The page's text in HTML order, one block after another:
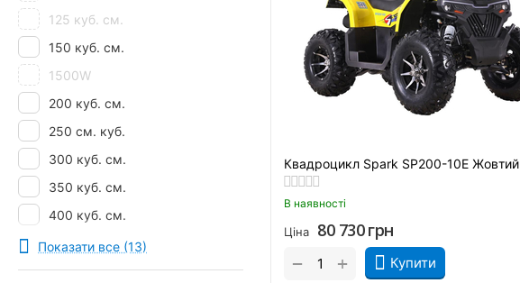
Квадроцикл Spark SP200-10Е Жовтий
В наявності
Ціна 80 730грн
Купити
+
−
125 куб. см.
150 куб. см.
1500W
200 куб. см.
250 см. куб.
300 куб. см.
350 куб. см.
400 куб. см.
500 см. куб.
70 куб. см.
Показати все (13)